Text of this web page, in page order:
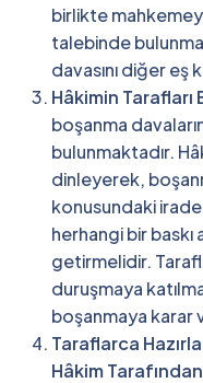
birlikte
talebinde
davasını diğer eş
Hâkimin
boşanma
bulunmaktadır.
dinleyerek,
konusundaki
herhangi bir baskı
getirmelidir.
duruşmaya
boşanmaya karar
Taraflarca
Hâkim